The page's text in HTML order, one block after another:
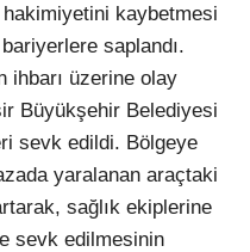
kaybetmesi
saplandı.
ihbarı üzerine olay
Büyükşehir Belediyesi
sevk edildi. Bölgeye
yaralanan araçtaki
sağlık ekiplerine
sevk edilmesinin